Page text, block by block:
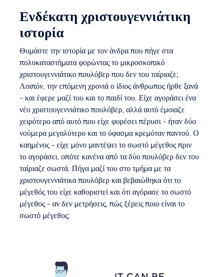
Ενδέκατη χριστουγεννιάτικη
ιστορία
Θυμάστε την ιστορία με τον άνδρα που πήγε στα
πολυκαταστήματα φορώντας το μικροσκοπικό
χριστουγεννιάτικο πουλόβερ που δεν του ταίριαζε;
Λοιπόν, την επόμενη χρονιά ο ίδιος άνθρωπος ήρθε ξανά
- και έφερε μαζί του και το παιδί του. Είχε αγοράσει ένα
νέο χριστουγεννιάτικο πουλόβερ, αλλά αυτό έμοιαζε
χειρότερο από αυτό που είχε φορέσει πέρυσι - ήταν δύο
νούμερα μεγαλύτερο και το ύφασμα κρεμόταν παντού. Ο
καημένος - είχε μόνο μαντέψει το σωστό μέγεθος πριν
το αγοράσει, οπότε κανένα από τα δύο πουλόβερ δεν του
ταίριαζε σωστά. Πήγα μαζί του στο τμήμα με τα
χριστουγεννιάτικα πουλόβερ και βεβαιώθηκα ότι το
μέγεθός του είχε καθοριστεί και ότι αγόρασε το σωστό
μέγεθος - αν δεν μετρήσεις, πώς ξέρεις ποιο είναι το
σωστό μέγεθος;